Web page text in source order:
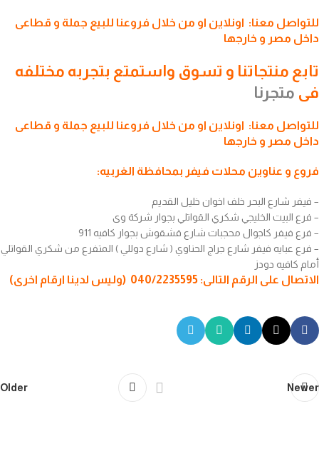
للتواصل معنا: اونلاين او من خلال فروعنا للبيع جملة و قطاعى
داخل مصر و خارجها
تابع منتجاتنا و تسوق واستمتع بتجربه مختلفه
فى متجرنا
للتواصل معنا: اونلاين او من خلال فروعنا للبيع جملة و قطاعى
داخل مصر و خارجها
فروع و عناوين محلات فيفر بمحافظة الغربيه:
– فيفر شارع البحر خلف اخوان خليل القديم
– فرع البيت الخليجي شكري القواتلي بجوار شركة وى
– فرع فيفر كاجوال محجبات شارع قشقوش بجوار كافيه 911
– فرع عبايه فيفر شارع جراج الحناوي ( شارع دوللي ) المتفرع من شكري القواتلي
أمام كافيه دودز
الاتصال على الرقم التالى: 040/2235595 (وليس لدينا ارقام اخرى)
Newer
Older